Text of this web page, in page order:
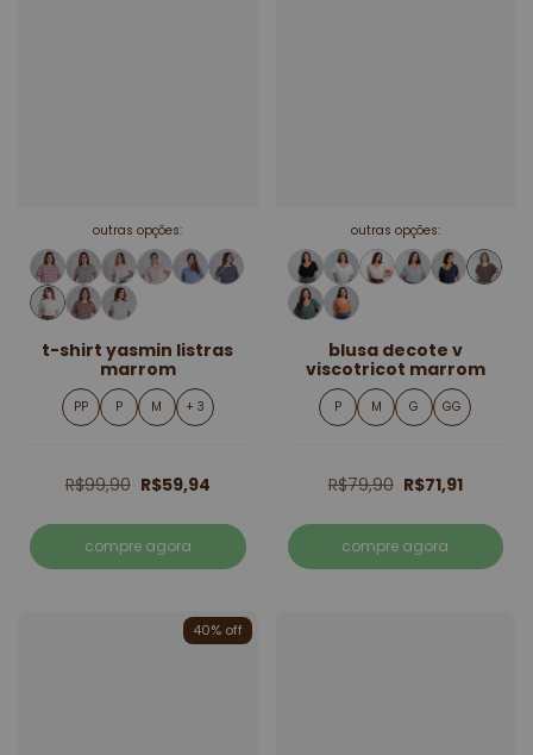
outras opções:
t-shirt yasmin listras
marrom
PP P M + 3
R$99,90 R$59,94
compre agora
outras opções:
blusa decote v
viscotricot marrom
P M G GG
R$79,90 R$71,91
compre agora
40% off